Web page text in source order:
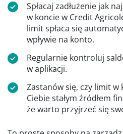
Spłacaj zadłużenie jak
w koncie w Credit
limit spłaca się
wpływie na konto.
Regularnie kontroluj
w aplikacji.
Zastanów się, czy limit w
Ciebie stałym źródłem
że warto przyjrzeć się